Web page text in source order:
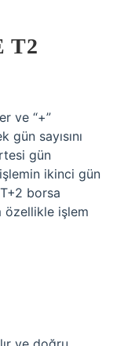
T2
ve “+”
sayısını
gün
ikinci gün
borsa
özellikle işlem